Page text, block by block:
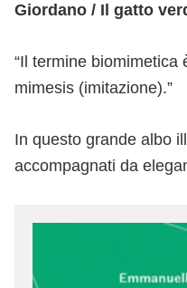
Giordano / Il gatto
“Il termine
mimesis (imitazione).”
In questo grande albo
accompagnati da